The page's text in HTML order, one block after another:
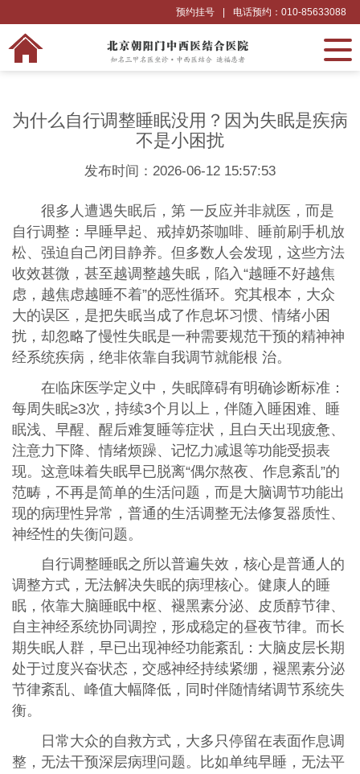
电话预约：010-85633088
预约挂号
为什么自行调整睡眠没用？因为失眠是疾病
不是小困扰
发布时间：2026-06-12 15:57:53
很多人遭遇失眠后，第 一反应并非就医，而是
自行调整：早睡早起、戒掉奶茶咖啡、睡前刷手机放
松、强迫自己闭目静养。但多数人会发现，这些方法
收效甚微，甚至越调整越失眠，陷入“越睡不好越焦
虑，越焦虑越睡不着”的恶性循环。究其根本，大众
大的误区，是把失眠当成了作息坏习惯、情绪小困
扰，却忽略了慢性失眠是一种需要规范干预的精神神
经系统疾病，绝非依靠自我调节就能根 治。
在临床医学定义中，失眠障碍有明确诊断标准：
每周失眠≥3次，持续3个月以上，伴随入睡困难、睡
眠浅、早醒、醒后难复睡等症状，且白天出现疲惫、
注意力下降、情绪烦躁、记忆力减退等功能受损表
现。这意味着失眠早已脱离“偶尔熬夜、作息紊乱”的
范畴，不再是简单的生活问题，而是大脑调节功能出
现的病理性异常，普通的生活调整无法修复器质性、
神经性的失衡问题。
自行调整睡眠之所以普遍失效，核心是普通人的
调整方式，无法解决失眠的病理核心。健康人的睡
眠，依靠大脑睡眠中枢、褪黑素分泌、皮质醇节律、
自主神经系统协同调控，形成稳定的昼夜节律。而长
期失眠人群，早已出现神经功能紊乱：大脑皮层长期
处于过度兴奋状态，交感神经持续紧绷，褪黑素分泌
节律紊乱、峰值大幅降低，同时伴随情绪调节系统失
衡。
日常大众的自救方式，大多只停留在表面作息调
整，无法干预深层病理问题。比如单纯早睡，无法平